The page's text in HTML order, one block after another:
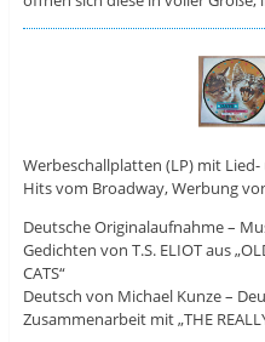
Werbeschallplatten (LP) mit
Hits vom Broadway, Werbung
Deutsche Originalaufnahme –
Gedichten von T.S. ELIOT aus
CATS“
Deutsch von Michael Kunze –
Zusammenarbeit mit „THE